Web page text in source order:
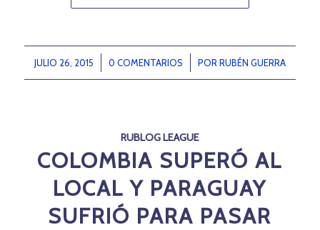
JULIO 26, 2015
/ 0 COMENTARIOS
/ POR RUBÉN GUERRA
RUBLOG LEAGUE
COLOMBIA SUPERÓ AL
LOCAL Y PARAGUAY
SUFRIÓ PARA PASAR